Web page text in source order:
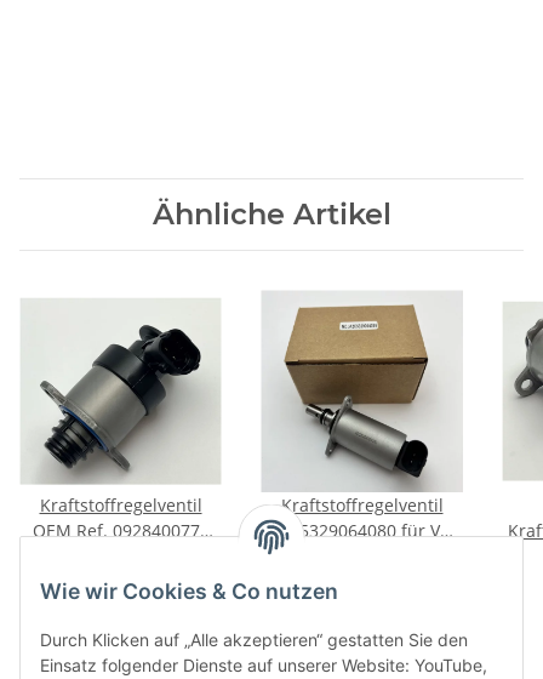
Wie wir Cookies & Co nutzen
Durch Klicken auf „Alle akzeptieren“ gestatten Sie den
Einsatz folgender Dienste auf unserer Website: YouTube,
Ähnliche Artikel
Kraftstoffregelventil
OEM Ref. 0928400779
Honda, Opel
Kraftstoffregelventil
A2C5329064080 für VW
Skoda Seat Audi 1.6TDI